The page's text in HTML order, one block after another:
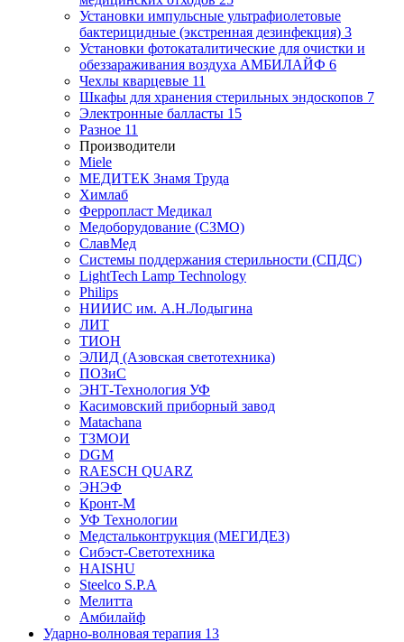
Установки импульсные ультрафиолетовые
бактерицидные (экстренная дезинфекция) 3
Установки фотокаталитические для очистки и
обеззараживания воздуха АМБИЛАЙФ 6
Чехлы кварцевые 11
Шкафы для хранения стерильных эндоскопов 7
Электронные балласты 15
Разное 11
Производители
Miele
МЕДИТЕК Знамя Труда
Химлаб
Ферропласт Медикал
Медоборудование (СЗМО)
СлавМед
Системы поддержания стерильности (СПДС)
LightTech Lamp Technology
Philips
НИИИС им. А.Н.Лодыгина
ЛИТ
ТИОН
ЭЛИД (Азовская светотехника)
ПОЗиС
ЭНТ-Технология УФ
Касимовский приборный завод
Matachana
ТЗМОИ
DGM
RAESCH QUARZ
ЭНЭФ
Кронт-М
УФ Технологии
Медстальконтрукция (МЕГИДЕЗ)
Сибэст-Светотехника
HAISHU
Steelco S.P.A
Мелитта
Амбилайф
Ударно-волновая терапия 13